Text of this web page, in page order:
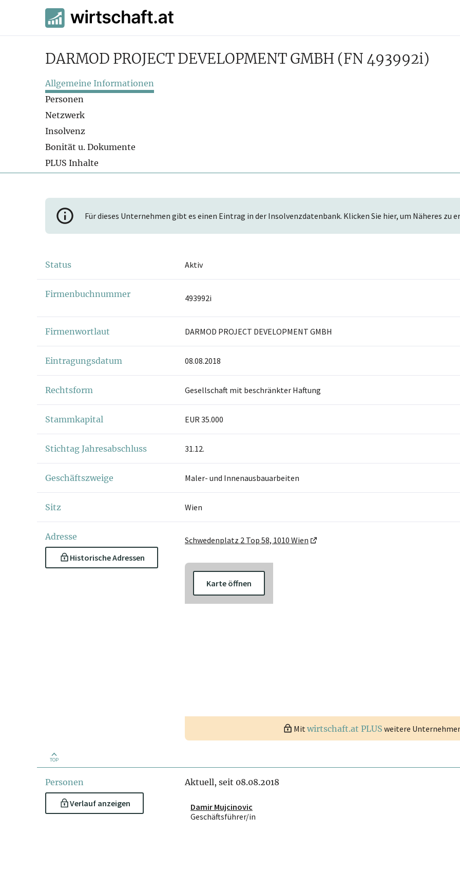
DARMOD PROJECT DEVELOPMENT GMBH (FN 493992i)
Allgemeine Informationen
Personen
Netzwerk
Insolvenz
Bonität u. Dokumente
PLUS Inhalte
Für dieses Unternehmen gibt es einen Eintrag in der Insolvenzdatenbank. Klicken Sie hier, um Näheres zu
Status Aktiv
Firmenbuchnummer 493992i
Firmenwortlaut DARMOD PROJECT DEVELOPMENT GMBH
Eintragungsdatum 08.08.2018
Rechtsform Gesellschaft mit beschränkter Haftung
Stammkapital EUR 35.000
Stichtag Jahresabschluss 31.12.
Geschäftszweige Maler- und Innenausbauarbeiten
Sitz Wien
Adresse
Historische Adressen
Schwedenplatz 2 Top 58, 1010 Wien
Karte öffnen
Mit wirtschaft.at PLUS weitere
TOP
Personen
Verlauf anzeigen
Aktuell, seit 08.08.2018
Damir Mujcinovic
Geschäftsführer/in